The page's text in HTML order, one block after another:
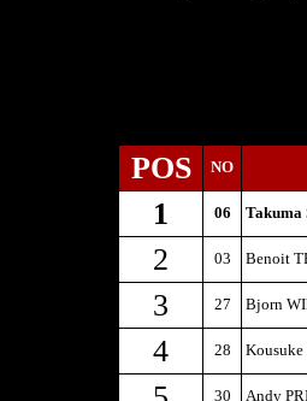
POS NO
1 06 Takuma
2 03 Benoit
3 27 Bjorn
4 28
30 Andy